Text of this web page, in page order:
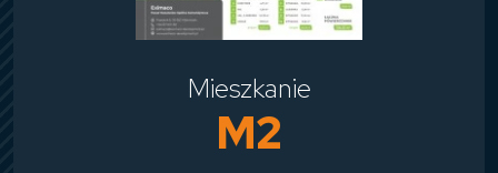
Mieszkanie
M2